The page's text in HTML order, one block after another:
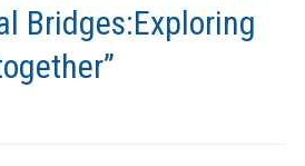
Bridges:Exploring